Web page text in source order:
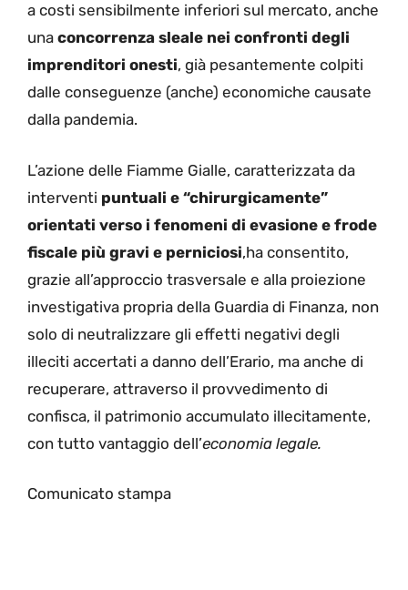
a costi sensibilmente inferiori sul mercato, anche
una concorrenza sleale nei confronti degli
imprenditori onesti, già pesantemente colpiti
dalle conseguenze (anche) economiche causate
dalla pandemia.
L’azione delle Fiamme Gialle, caratterizzata da
interventi puntuali e “chirurgicamente”
orientati verso i fenomeni di evasione e frode
fiscale più gravi e perniciosi,ha consentito,
grazie all’approccio trasversale e alla proiezione
investigativa propria della Guardia di Finanza, non
solo di neutralizzare gli effetti negativi degli
illeciti accertati a danno dell’Erario, ma anche di
recuperare, attraverso il provvedimento di
confisca, il patrimonio accumulato illecitamente,
con tutto vantaggio dell’economia legale.
Comunicato stampa